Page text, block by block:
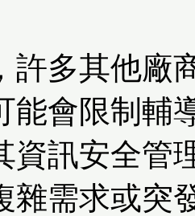
許多其他廠
能會限制輔
資訊安全管
雜需求或突